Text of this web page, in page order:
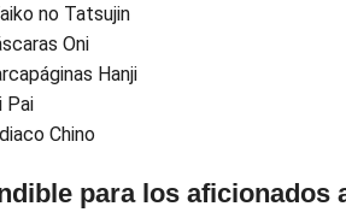
no Tatsujin
Oni
Hanji
Pai
Chino
para los aficionados